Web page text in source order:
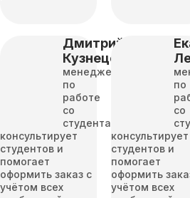
Дмитрий
Кузнецов
менеджер
по
работе
со
студентами
консультирует
студентов и
помогает
оформить заказ с
учётом всех
по
со
консультирует
студентов и
помогает
оформить
учётом всех